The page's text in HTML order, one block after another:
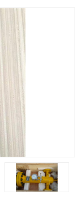
结分离器
口过滤器
除雾器滤芯